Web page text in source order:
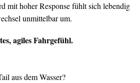
mit hoher Response fühlt sich lebendig
unmittelbar um.
agiles Fahrgefühl.
aus dem Wasser?